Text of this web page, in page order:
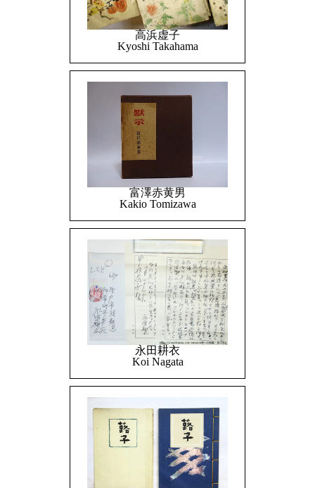
高浜虚子
Kyoshi Takahama
富澤赤黄男
Kakio Tomizawa
永田耕衣
Koi Nagata